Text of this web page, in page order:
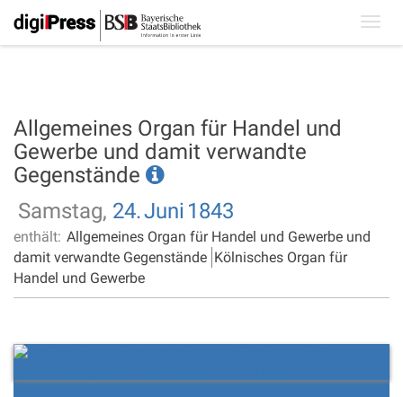
Allgemeines Organ für Handel und
Gewerbe und damit verwandte
Gegenstände
Samstag, 24.Juni 1843
enthält: Allgemeines Organ für Handel und Gewerbe und
damit verwandte Gegenstände Kölnisches Organ für
Handel und Gewerbe